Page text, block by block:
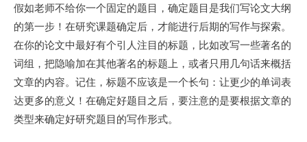
假如老师不给你一个固定的题目，确定题目是我们写论文大纲
的第一步！在研究课题确定后，才能进行后期的写作与探索。
在你的论文中最好有个引人注目的标题，比如改写一些著名的
词组，把隐喻加在其他著名的标题上，或者只用几句话来概括
文章的内容。记住，标题不应该是一个长句：让更少的单词表
达更多的意义！在确定好题目之后，要注意的是要根据文章的
类型来确定好研究题目的写作形式。